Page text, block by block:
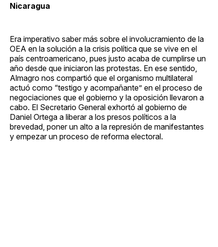
Nicaragua
Era imperativo saber más sobre el involucramiento de la
OEA en la solución a la crisis política que se vive en el
país centroamericano, pues justo acaba de cumplirse un
año desde que iniciaron las protestas. En ese sentido,
Almagro nos compartió que el organismo multilateral
actuó como “testigo y acompañante” en el proceso de
negociaciones que el gobierno y la oposición llevaron a
cabo. El Secretario General exhortó al gobierno de
Daniel Ortega a liberar a los presos políticos a la
brevedad, poner un alto a la represión de manifestantes
y empezar un proceso de reforma electoral.